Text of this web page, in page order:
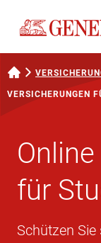
VERSICHERUNGEN
für
Schützen